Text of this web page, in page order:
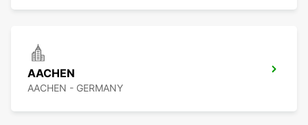
AACHEN
AACHEN - GERMANY